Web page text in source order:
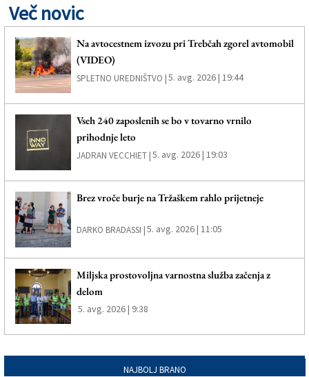
Več novic
Na avtocestnem izvozu pri Trebčah zgorel avtomobil
(VIDEO)
SPLETNO UREDNIŠTVO |5. avg. 2026 | 19:44
Vseh 240 zaposlenih se bo v tovarno vrnilo
prihodnje leto
JADRAN VECCHIET |5. avg. 2026 | 19:03
Brez vroče burje na Tržaškem rahlo prijetneje
DARKO BRADASSI |5. avg. 2026 | 11:05
Miljska prostovoljna varnostna služba začenja z
delom
5. avg. 2026 | 9:38
NAJBOLJ BRANO